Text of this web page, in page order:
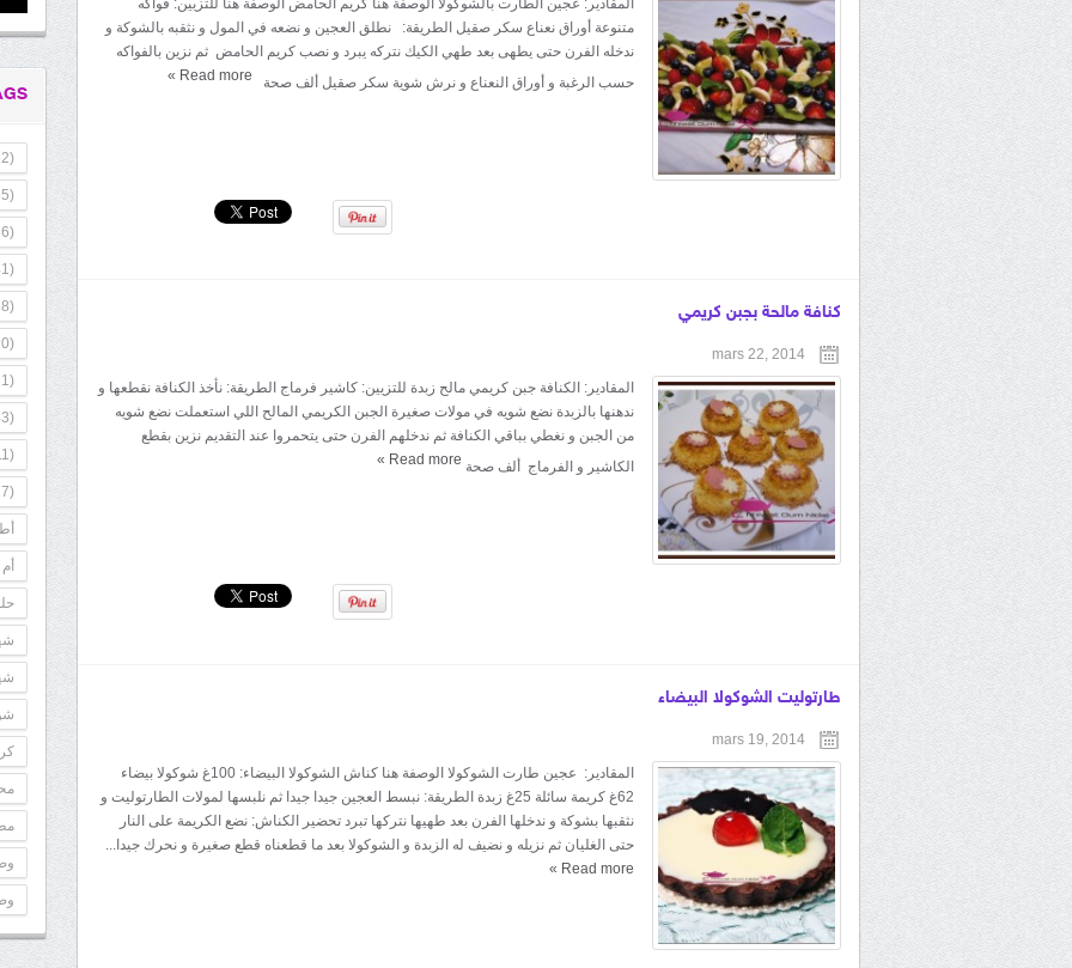
متنوعة أوراق نعناع سكر صقيل الطريقة: نطلق العجين و نضعه في المول و نثقبه بالشوكة و
ندخله الفرن حتى يطهى بعد طهي الكيك نتركه يبرد و نصب كريم الحامض ثم نزين بالفواكه
حسب الرغبة و أوراق النعناع و نرش شوية سكر صقيل ألف صحة Read more
»
كنافة مالحة بجبن كريمي
mars 22, 2014
المقادير: الكنافة جبن كريمي مالح زبدة للتزيين: كاشير فرماج الطريقة: نأخذ الكنافة نقطعها و
ندهنها بالزبدة نضع شويه في مولات صغيرة الجبن الكريمي المالح اللي استعملت نضع شويه
من الجبن و نغطي بباقي الكنافة ثم ندخلهم الفرن حتى يتحمروا عند التقديم نزين بقطع
الكاشير و الفرماج ألف صحة Read more
»
طارتوليت الشوكولا البيضاء
mars 19, 2014
المقادير: عجين طارت الشوكولا الوصفة هنا كناش الشوكولا البيضاء: 100غ شوكولا بيضاء
62غ كريمة سائلة 25غ زبدة الطريقة: نبسط العجين جيدا جيدا ثم نلبسها لمولات الطارتوليت و
نثقبها بشوكة و ندخلها الفرن بعد طهيها نتركها تبرد تحضير الكناش: نضع الكريمة على النار
حتى الغليان ثم نزيله و نضيف له الزبدة و الشوكولا بعد ما قطعناه قطع صغيرة و نحرك جيدا...
Read more
»